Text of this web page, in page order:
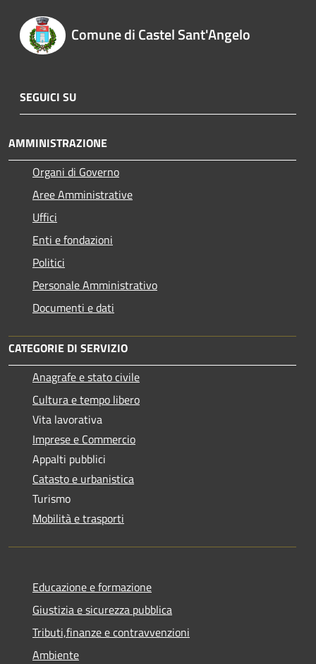
Comune di Castel Sant'Angelo
SEGUICI SU
AMMINISTRAZIONE
Organi di Governo
Aree Amministrative
Uffici
Enti e fondazioni
Politici
Personale Amministrativo
Documenti e dati
CATEGORIE DI SERVIZIO
Anagrafe e stato civile
Cultura e tempo libero
Vita lavorativa
Imprese e Commercio
Appalti pubblici
Catasto e urbanistica
Turismo
Mobilità e trasporti
Educazione e formazione
Giustizia e sicurezza pubblica
Tributi,finanze e contravvenzioni
Ambiente